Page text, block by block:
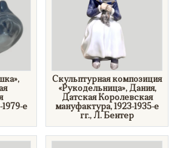
е
Скульптурная композиция
«Рукодельница», Дания,
Датская Королевская
мануфактура, 1923-1935-е
гг., Л. Бентер